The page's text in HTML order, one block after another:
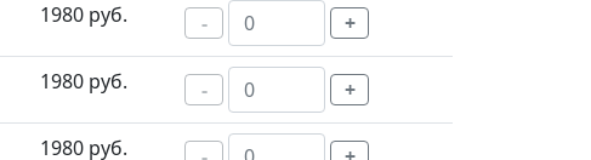
1980 руб. - +
1980 руб. - +
1980 руб.